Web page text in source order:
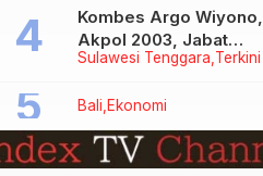
Bersubsidi Jenis Solar
Sulawesi Tenggara Terkini
Kombes Argo Wiyono,
Akpol 2003, Jabat
Dirlantas Polda Sultra
Bali Ekonomi